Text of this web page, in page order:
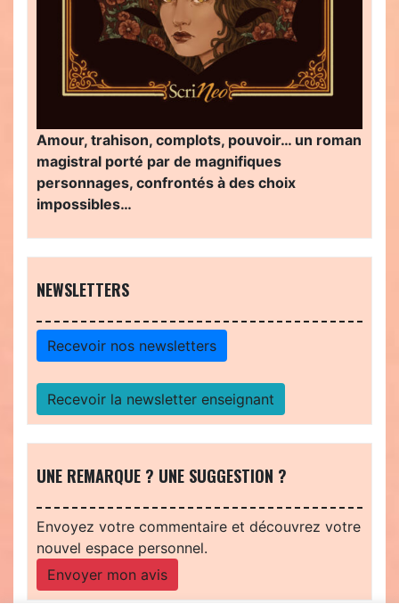
Amour, trahison, complots, pouvoir… un roman
magistral porté par de magnifiques
personnages, confrontés à des choix
impossibles…
NEWSLETTERS
Recevoir nos newsletters
Recevoir la newsletter enseignant
UNE REMARQUE ? UNE SUGGESTION ?
Envoyez votre commentaire et découvrez votre
nouvel espace personnel.
Envoyer mon avis